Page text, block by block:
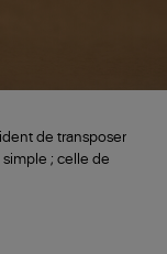
de transposer
; celle de